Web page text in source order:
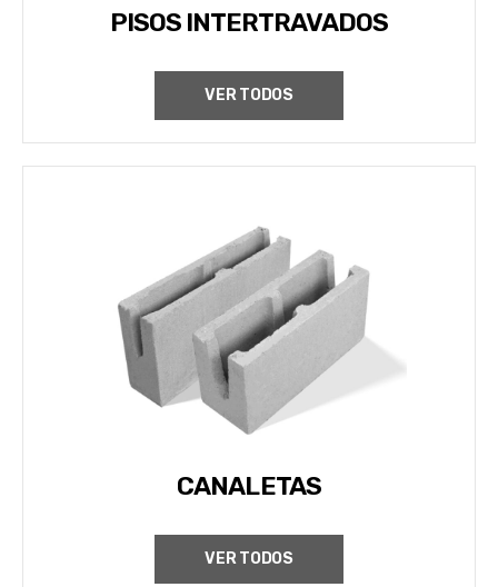
PISOS INTERTRAVADOS
VER TODOS
CANALETAS
VER TODOS